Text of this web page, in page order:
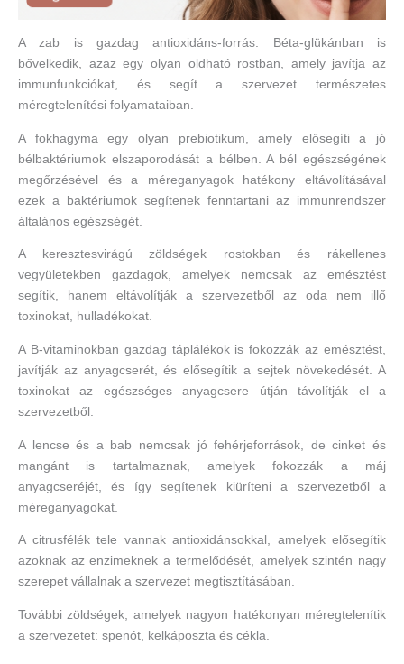
A zab is gazdag antioxidáns-forrás. Béta-glükánban is
bővelkedik, azaz egy olyan oldható rostban, amely javítja az
immunfunkciókat, és segít a szervezet természetes
méregtelenítési folyamataiban.
A fokhagyma egy olyan prebiotikum, amely elősegíti a jó
bélbaktériumok elszaporodását a bélben. A bél egészségének
megőrzésével és a méreganyagok hatékony eltávolításával
ezek a baktériumok segítenek fenntartani az immunrendszer
általános egészségét.
A keresztesvirágú zöldségek rostokban és rákellenes
vegyületekben gazdagok, amelyek nemcsak az emésztést
segítik, hanem eltávolítják a szervezetből az oda nem illő
toxinokat, hulladékokat.
A B-vitaminokban gazdag táplálékok is fokozzák az emésztést,
javítják az anyagcserét, és elősegítik a sejtek növekedését. A
toxinokat az egészséges anyagcsere útján távolítják el a
szervezetből.
A lencse és a bab nemcsak jó fehérjeforrások, de cinket és
mangánt is tartalmaznak, amelyek fokozzák a máj
anyagcseréjét, és így segítenek kiüríteni a szervezetből a
méreganyagokat.
A citrusfélék tele vannak antioxidánsokkal, amelyek elősegítik
azoknak az enzimeknek a termelődését, amelyek szintén nagy
szerepet vállalnak a szervezet megtisztításában.
További zöldségek, amelyek nagyon hatékonyan méregtelenítik
a szervezetet: spenót, kelkáposzta és cékla.